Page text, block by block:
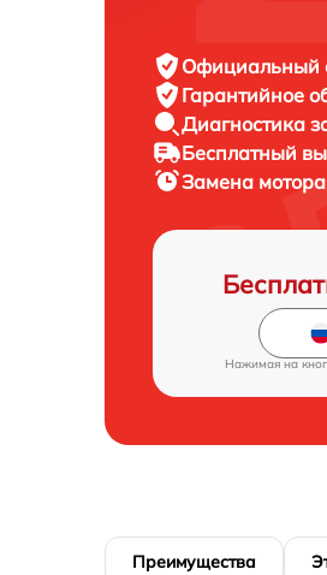
Официальный
Гарантийное
Диагностика
Бесплатный
Замена
Нажимая на
Преимущества